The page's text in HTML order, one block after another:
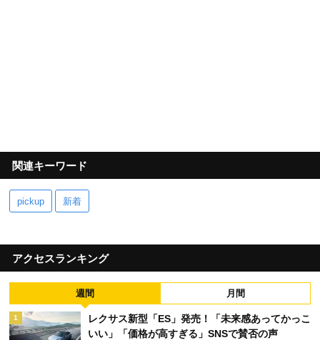
関連キーワード
pickup 新着
アクセスランキング
週間 月間
1
レクサス新型「ES」発売！「未来感あってかっこ
いい」「価格が高すぎる」SNSで賛否の声